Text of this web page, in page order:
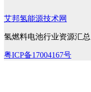
艾邦氢能源技术网
氢燃料电池行业资源汇总
粤ICP备17004167号